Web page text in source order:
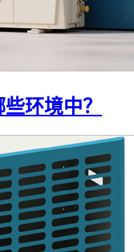
环境中？